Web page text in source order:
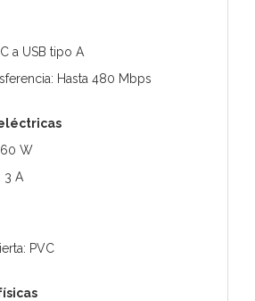
a USB tipo A
Hasta 480 Mbps
60 W
3 A
PVC